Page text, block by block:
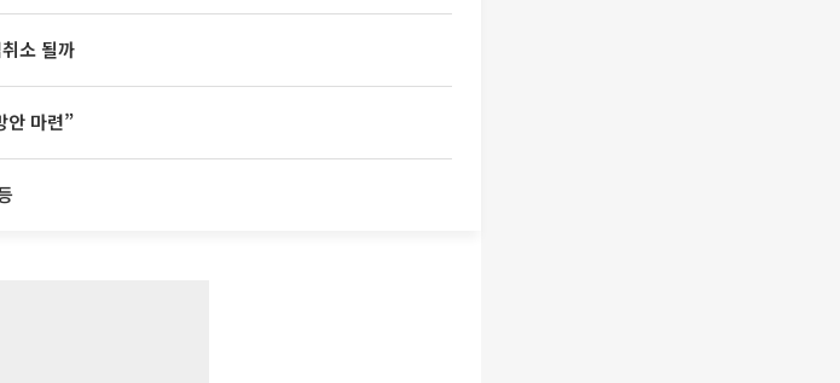
소 될까
안 마련”